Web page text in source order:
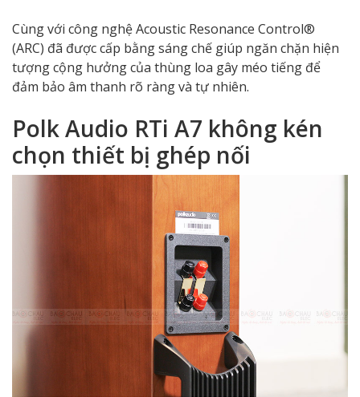
Cùng với công nghệ Acoustic Resonance Control®
(ARC) đã được cấp bằng sáng chế giúp ngăn chặn hiện
tượng cộng hưởng của thùng loa gây méo tiếng để
đảm bảo âm thanh rõ ràng và tự nhiên.
Polk Audio RTi A7 không kén
chọn thiết bị ghép nối